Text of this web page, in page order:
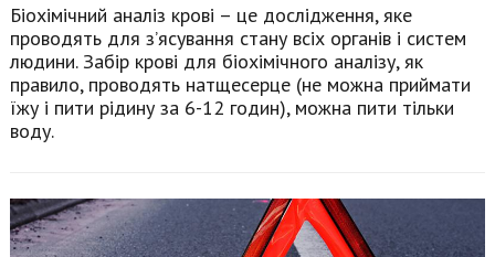
Біохімічний аналіз крові – це дослідження, яке
проводять для з’ясування стану всіх органів і систем
людини. Забір крові для біохімічного аналізу, як
правило, проводять натщесерце (не можна приймати
їжу і пити рідину за 6-12 годин), можна пити тільки
воду.